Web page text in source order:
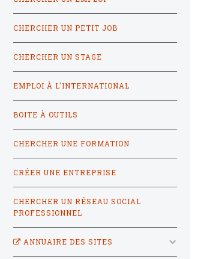
CHERCHER UN PETIT JOB
CHERCHER UN STAGE
EMPLOI À L'INTERNATIONAL
BOITE À OUTILS
CHERCHER UNE FORMATION
CRÉER UNE ENTREPRISE
CHERCHER UN RÉSEAU SOCIAL
PROFESSIONNEL
ANNUAIRE DES SITES